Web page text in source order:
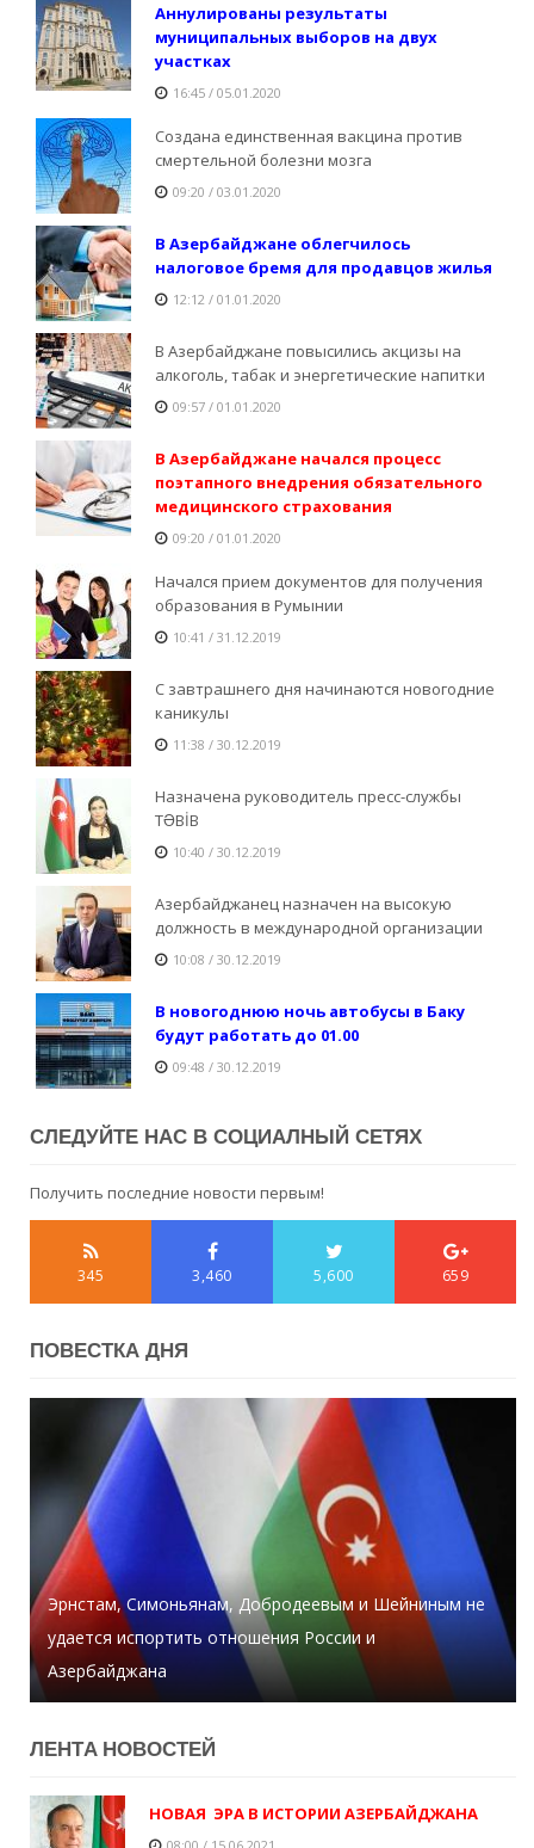
Аннулированы результаты
муниципальных выборов на двух
участках
16:45 / 05.01.2020
Создана единственная вакцина против
смертельной болезни мозга
09:20 / 03.01.2020
В Азербайджане облегчилось
налоговое бремя для продавцов жилья
12:12 / 01.01.2020
В Азербайджане повысились акцизы на
алкоголь, табак и энергетические напитки
09:57 / 01.01.2020
В Азербайджане начался процесс
поэтапного внедрения обязательного
медицинского страхования
09:20 / 01.01.2020
Начался прием документов для получения
образования в Румынии
10:41 / 31.12.2019
С завтрашнего дня начинаются новогодние
каникулы
11:38 / 30.12.2019
Назначена руководитель пресс-службы
TƏBİB
10:40 / 30.12.2019
Азербайджанец назначен на высокую
должность в международной организации
10:08 / 30.12.2019
В новогоднюю ночь автобусы в Баку
будут работать до 01.00
09:48 / 30.12.2019
СЛЕДУЙТЕ НАС В СОЦИАЛНЫЙ СЕТЯХ
Получить последние новости первым!
345 3,460 5,600 659
ПОВЕСТКА ДНЯ
Эрнстам, Симоньянам, Добродеевым и Шейниным не
удается испортить отношения России и
Азербайджана
За сегодняшний день в Тертере упало свыше 2 тыс.
снарядов - Хикмет Гаджиев
Директор больницы умер от коронавируса
ЛЕНТA НОВОСТЕЙ
НОВАЯ ЭРА В ИСТОРИИ АЗЕРБАЙДЖАНА